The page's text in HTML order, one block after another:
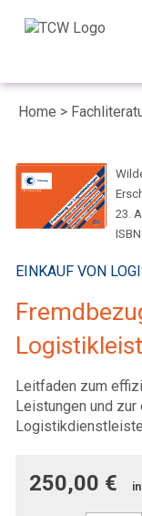
Home >
23.
EINKAUF VON
Leitfaden zum
Leistungen und
250,00 €